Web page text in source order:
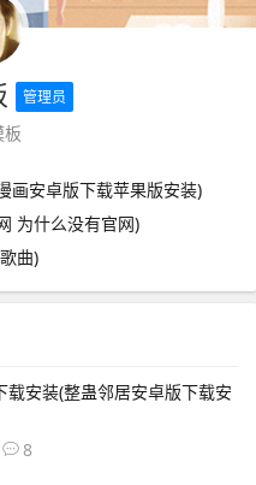
管理员
板
画安卓版下载苹果版安装)
为什么没有官网)
曲)
载安装(整蛊邻居安卓版下载安
8